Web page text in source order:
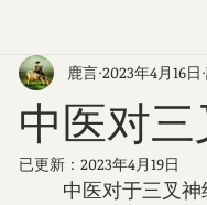
中医对
鹿言 2023年4月16日
已更新： 2023年4月19日
中医对